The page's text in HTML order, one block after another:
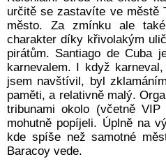
určitě se zastavíte ve městě
město. Za zmínku ale
charakter díky křivolakým
pirátům. Santiago de Cuba
karnevalem. I když
jsem navštívil, byl
paměti, a relativně malý.
tribunami okolo (včetně
mohutně popíjeli. Úplně na
kde spíše než samotné
Baracoy vede.